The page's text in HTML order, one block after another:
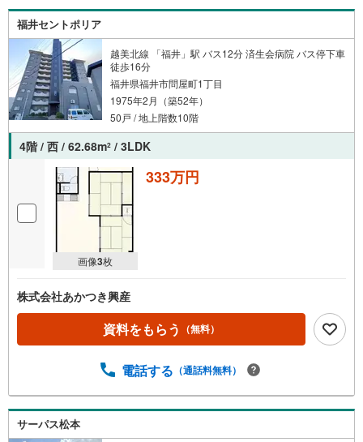
福井セントポリア
越美北線 「福井」駅 バス12分 済生会病院 バス停下車
徒歩16分
福井県福井市問屋町1丁目
1975年2月（築52年）
50戸 / 地上階数10階
4階 / 西 / 62.68m2 / 3LDK
画像3枚
333万円
株式会社あかつき興産
資料をもらう （無料）
電話する （通話料無料）
サーパス松本